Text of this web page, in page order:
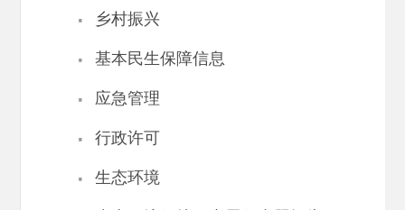
· 乡村振兴
· 基本民生保障信息
· 应急管理
· 行政许可
· 生态环境